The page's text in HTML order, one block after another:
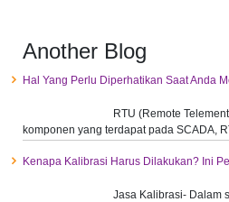
Another Blog
Hal Yang Perlu Diperhatikan Saat Anda
RTU (Remote
komponen yang terdapat pada SCADA,
Kenapa Kalibrasi Harus Dilakukan? Ini
Jasa Kalibrasi- Dalam